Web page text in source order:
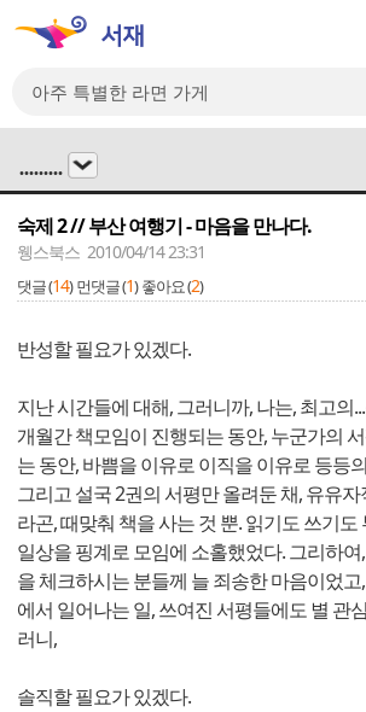
.........
숙제 2 // 부산 여행기 - 마음을 만나다.
웽스북스 2010/04/14 23:31
댓글 (14) 먼댓글 (1) 좋아요 (2)
반성할 필요가 있겠다.
지난 시간들에 대해, 그러니까, 나는, 최고의
개월간 책모임이 진행되는 동안, 누군가의
는 동안, 바쁨을 이유로 이직을 이유로 등등
그리고 설국 2권의 서평만 올려둔 채, 유유자
라곤, 때맞춰 책을 사는 것 뿐. 읽기도 쓰기
일상을 핑계로 모임에 소홀했었다. 그리하
을 체크하시는 분들께 늘 죄송한 마음이었
에서 일어나는 일, 쓰여진 서평들에도 별 관
러니,
솔직할 필요가 있겠다.